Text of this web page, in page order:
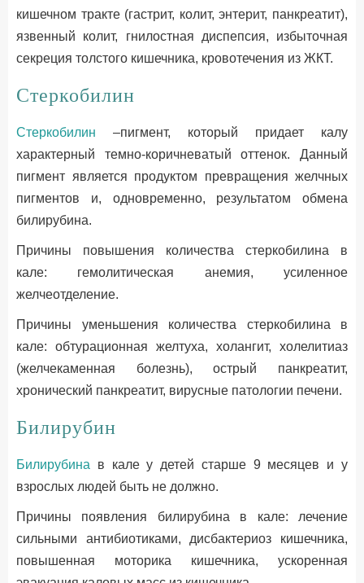
кишечном тракте (гастрит, колит, энтерит, панкреатит),
язвенный колит, гнилостная диспепсия, избыточная
секреция толстого кишечника, кровотечения из ЖКТ.
Стеркобилин
Стеркобилин –пигмент, который придает калу
характерный темно-коричневатый оттенок. Данный
пигмент является продуктом превращения желчных
пигментов и, одновременно, результатом обмена
билирубина.
Причины повышения количества стеркобилина в
кале: гемолитическая анемия, усиленное
желчеотделение.
Причины уменьшения количества стеркобилина в
кале: обтурационная желтуха, холангит, холелитиаз
(желчекаменная болезнь), острый панкреатит,
хронический панкреатит, вирусные патологии печени.
Билирубин
Билирубина в кале у детей старше 9 месяцев и у
взрослых людей быть не должно.
Причины появления билирубина в кале: лечение
сильными антибиотиками, дисбактериоз кишечника,
повышенная моторика кишечника, ускоренная